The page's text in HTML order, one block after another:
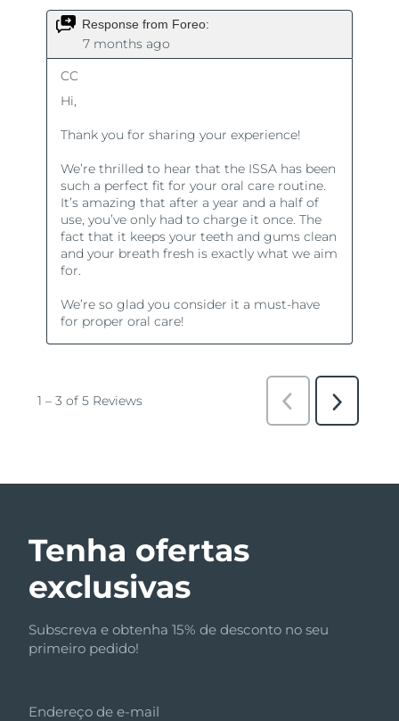
Tenha ofertas
exclusivas
Subscreva e obtenha 15% de desconto no seu
primeiro pedido!
Endereço de e-mail